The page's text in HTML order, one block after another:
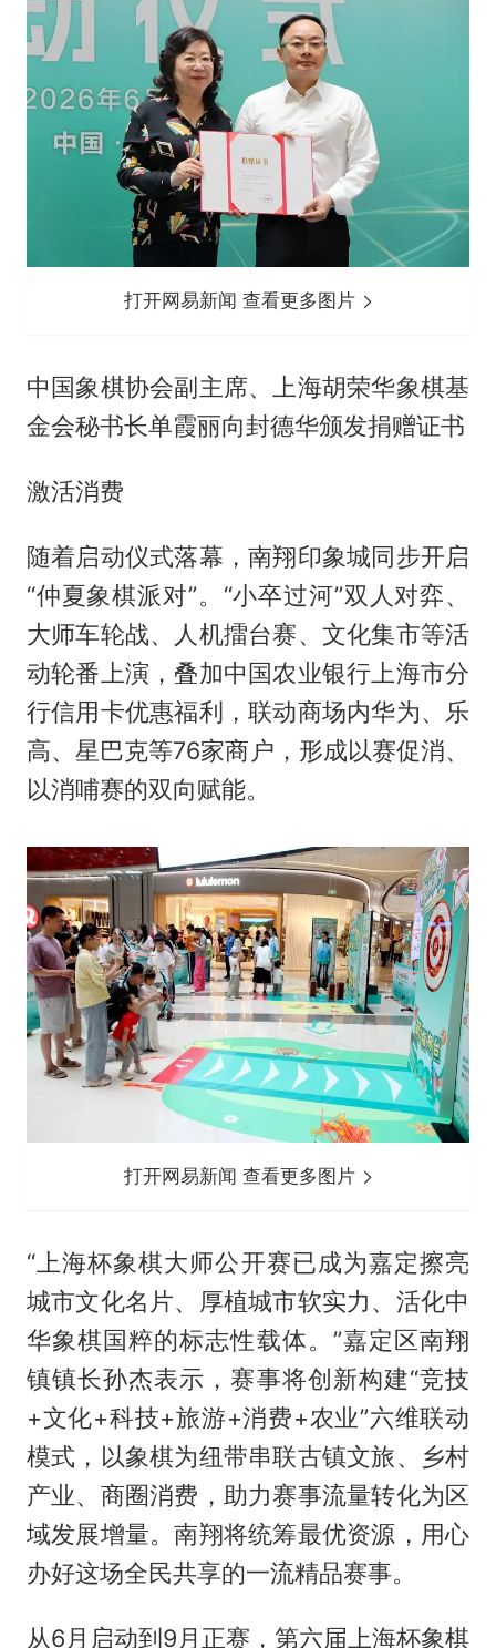
打开网易新闻 查看更多图片
中国象棋协会副主席、上海胡荣华象棋基
金会秘书长单霞丽向封德华颁发捐赠证书
激活消费
随着启动仪式落幕，南翔印象城同步开启
“仲夏象棋派对”。“小卒过河”双人对弈、
大师车轮战、人机擂台赛、文化集市等活
动轮番上演，叠加中国农业银行上海市分
行信用卡优惠福利，联动商场内华为、乐
高、星巴克等76家商户，形成以赛促消、
以消哺赛的双向赋能。
打开网易新闻 查看更多图片
“上海杯象棋大师公开赛已成为嘉定擦亮
城市文化名片、厚植城市软实力、活化中
华象棋国粹的标志性载体。”嘉定区南翔
镇镇长孙杰表示，赛事将创新构建“竞技
+文化+科技+旅游+消费+农业”六维联动
模式，以象棋为纽带串联古镇文旅、乡村
产业、商圈消费，助力赛事流量转化为区
域发展增量。南翔将统筹最优资源，用心
办好这场全民共享的一流精品赛事。
从6月启动到9月正赛，第六届上海杯象棋